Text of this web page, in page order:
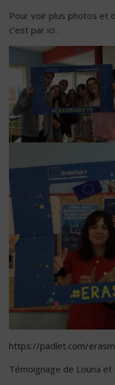
Pour voir plus photos et
c’est par ici :
https://padlet.com/
Témoignage de Louna et